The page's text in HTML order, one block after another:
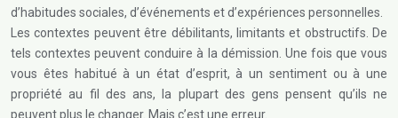
d’habitudes sociales, d’événements et d’expériences personnelles.
Les contextes peuvent être débilitants, limitants et obstructifs. De
tels contextes peuvent conduire à la démission. Une fois que vous
vous êtes habitué à un état d’esprit, à un sentiment ou à une
propriété au fil des ans, la plupart des gens pensent qu’ils ne
peuvent plus le changer. Mais c’est une erreur.